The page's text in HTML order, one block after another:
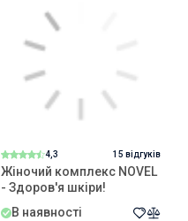
4,3 15 відгуків
Жіночий комплекс NOVEL
- Здоров'я шкіри!
В наявності